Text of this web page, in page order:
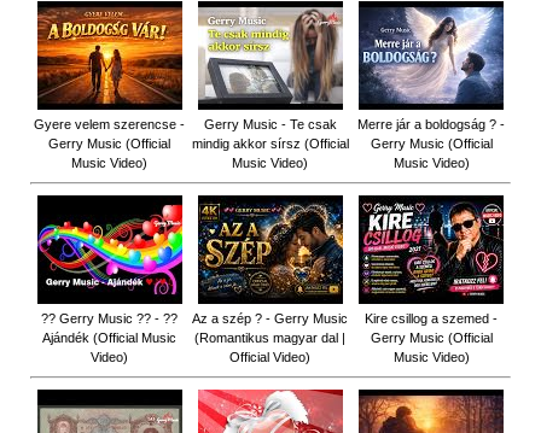
Gyere velem szerencse -
Gerry Music (Official
Music Video)
Gerry Music - Te csak
mindig akkor sírsz (Official
Music Video)
Merre jár a boldogság ? -
Gerry Music (Official
Music Video)
?? Gerry Music ?? - ??
Ajándék (Official Music
Video)
Az a szép ? - Gerry Music
(Romantikus magyar dal |
Official Video)
Kire csillog a szemed -
Gerry Music (Official
Music Video)